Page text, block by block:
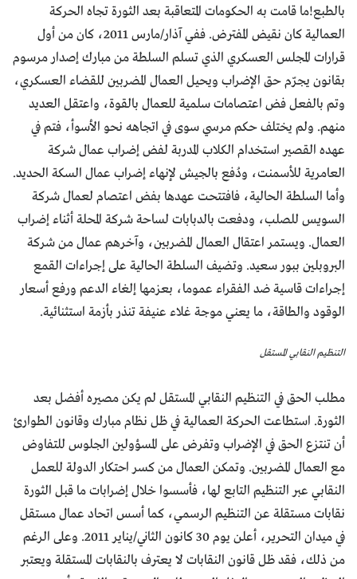
بالطبع!ما قامت به الحكومات المتعاقبة بعد الثورة تجاه الحركة
العمالية كان نقيض المفترض. ففي آذار/مارس 2011، كان من أول
قرارات المجلس العسكري الذي تسلم السلطة من مبارك إصدار مرسوم
بقانون يجرّم حق الإضراب ويحيل العمال المضربين للقضاء العسكري،
وتم بالفعل فض اعتصامات سلمية للعمال بالقوة، واعتقل العديد
منهم. ولم يختلف حكم مرسي سوى في اتجاهه نحو الأسوأ، فتم في
عهده القصير استخدام الكلاب المدربة لفض إضراب عمال شركة
العامرية للأسمنت، ودُفع بالجيش لإنهاء إضراب عمال السكة الحديد.
وأما السلطة الحالية، فافتتحت عهدها بفض اعتصام لعمال شركة
السويس للصلب، ودفعت بالدبابات لساحة شركة المحلة أثناء إضراب
العمال. ويستمر اعتقال العمال المضربين، وآخرهم عمال من شركة
البروبلين ببور سعيد. وتضيف السلطة الحالية على إجراءات القمع
إجراءات قاسية ضد الفقراء عموما، بعزمها إلغاء الدعم ورفع أسعار
الوقود والطاقة، ما يعني موجة غلاء عنيفة تنذر بأزمة استثنائية.
التنظيم النقابي المستقل
مطلب الحق في التنظيم النقابي المستقل لم يكن مصيره أفضل بعد
الثورة. استطاعت الحركة العمالية في ظل نظام مبارك وقانون الطوارئ
أن تنتزع الحق في الإضراب وتفرض على المسؤولين الجلوس للتفاوض
مع العمال المضربين. وتمكن العمال من كسر احتكار الدولة للعمل
النقابي عبر التنظيم التابع لها، فأسسوا خلال إضرابات ما قبل الثورة
نقابات مستقلة عن التنظيم الرسمي، كما أسس اتحاد عمال مستقل
في ميدان التحرير، أعلن يوم 30 كانون الثاني/يناير 2011. وعلى الرغم
من ذلك، فقد ظل قانون النقابات لا يعترف بالنقابات المستقلة ويعتبر